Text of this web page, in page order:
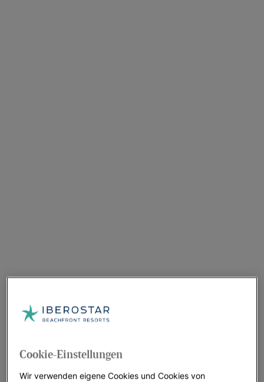
Cookie-Einstellungen
Wir verwenden eigene Cookies und Cookies von